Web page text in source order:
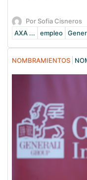
Por Sofia Cisneros
AXA ...
empleo
NOMBRAMIENTOS